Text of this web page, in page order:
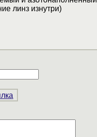
линз изнутри)